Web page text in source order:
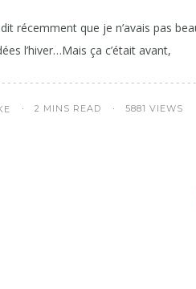
récemment que je n’avais pas
l’hiver…Mais ça c’était avant,
2 MINS READ 5881 VIEWS